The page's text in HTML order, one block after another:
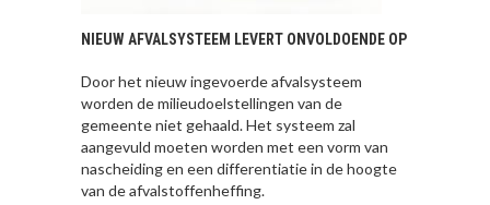
NIEUW AFVALSYSTEEM LEVERT ONVOLDOENDE OP
Door het nieuw ingevoerde afvalsysteem
worden de milieudoelstellingen van de
gemeente niet gehaald. Het systeem zal
aangevuld moeten worden met een vorm van
nascheiding en een differentiatie in de hoogte
van de afvalstoffenheffing.